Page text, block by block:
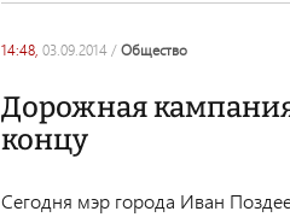
14:48, 03.09.2014 / общество
Дорожная
концу
Сегодня мэр города Иван